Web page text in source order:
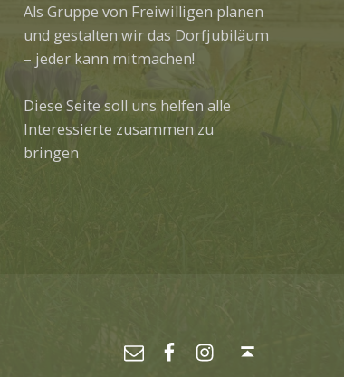
Als Gruppe von Freiwilligen planen
und gestalten wir das Dorfjubiläum
– jeder kann mitmachen!
Diese Seite soll uns helfen alle
Interessierte zusammen zu
bringen
Facebook